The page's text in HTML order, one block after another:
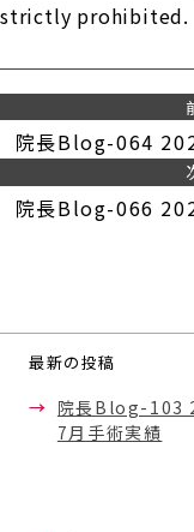
ム
正秋会について
医療機器紹介
手術実績
医療関係者の方へ
最新の投稿
院長Blog-103
7月手術実績
strictly prohibited.
院長Blog-064
院長Blog-066